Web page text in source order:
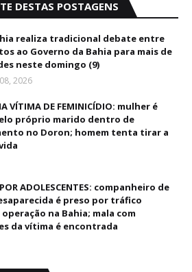
DESTAS POSTAGENS
realiza tradicional debate entre
ao Governo da Bahia para mais de
neste domingo (9)
2026
VÍTIMA DE FEMINICÍDIO: mulher é
próprio marido dentro de
no Doron; homem tenta tirar a
ADOLESCENTES: companheiro de
é preso por tráfico
na Bahia; mala com
da vítima é encontrada